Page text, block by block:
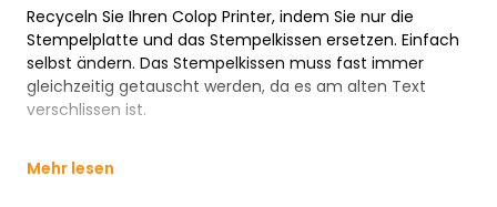
Recyceln Sie Ihren Colop Printer, indem Sie nur die
Stempelplatte und das Stempelkissen ersetzen. Einfach
selbst ändern. Das Stempelkissen muss fast immer
gleichzeitig getauscht werden, da es am alten Text
verschlissen ist.
Mehr lesen